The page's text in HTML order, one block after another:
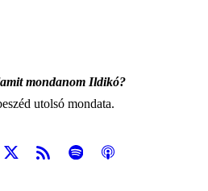
mondanom Ildikó?
utolsó mondata.